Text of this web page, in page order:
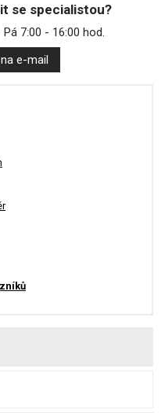
se specialistou?
7:00 - 16:00 hod.
e-mail